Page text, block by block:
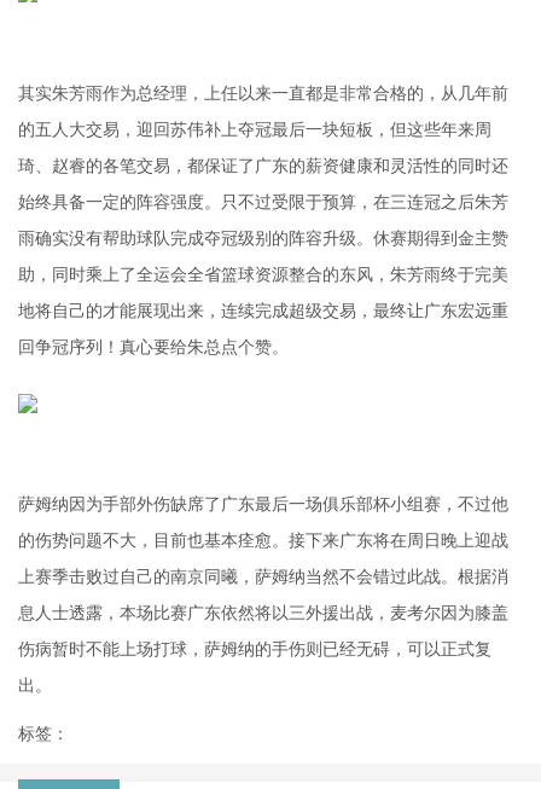
其实朱芳雨作为总经理，上任以来一直都是非常合格的，从几年前
的五人大交易，迎回苏伟补上夺冠最后一块短板，但这些年来周
琦、赵睿的各笔交易，都保证了广东的薪资健康和灵活性的同时还
始终具备一定的阵容强度。只不过受限于预算，在三连冠之后朱芳
雨确实没有帮助球队完成夺冠级别的阵容升级。休赛期得到金主赞
助，同时乘上了全运会全省篮球资源整合的东风，朱芳雨终于完美
地将自己的才能展现出来，连续完成超级交易，最终让广东宏远重
回争冠序列！真心要给朱总点个赞。
萨姆纳因为手部外伤缺席了广东最后一场俱乐部杯小组赛，不过他
的伤势问题不大，目前也基本痊愈。接下来广东将在周日晚上迎战
上赛季击败过自己的南京同曦，萨姆纳当然不会错过此战。根据消
息人士透露，本场比赛广东依然将以三外援出战，麦考尔因为膝盖
伤病暂时不能上场打球，萨姆纳的手伤则已经无碍，可以正式复
出。
标签：